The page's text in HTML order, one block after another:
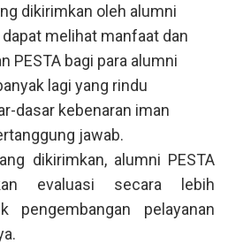
dikirimkan oleh alumni
dapat melihat manfaat dan
PESTA bagi para alumni
lagi yang rindu
dasar kebenaran iman
jawab.
dikirimkan, alumni PESTA
evaluasi secara lebih
pengembangan pelayanan